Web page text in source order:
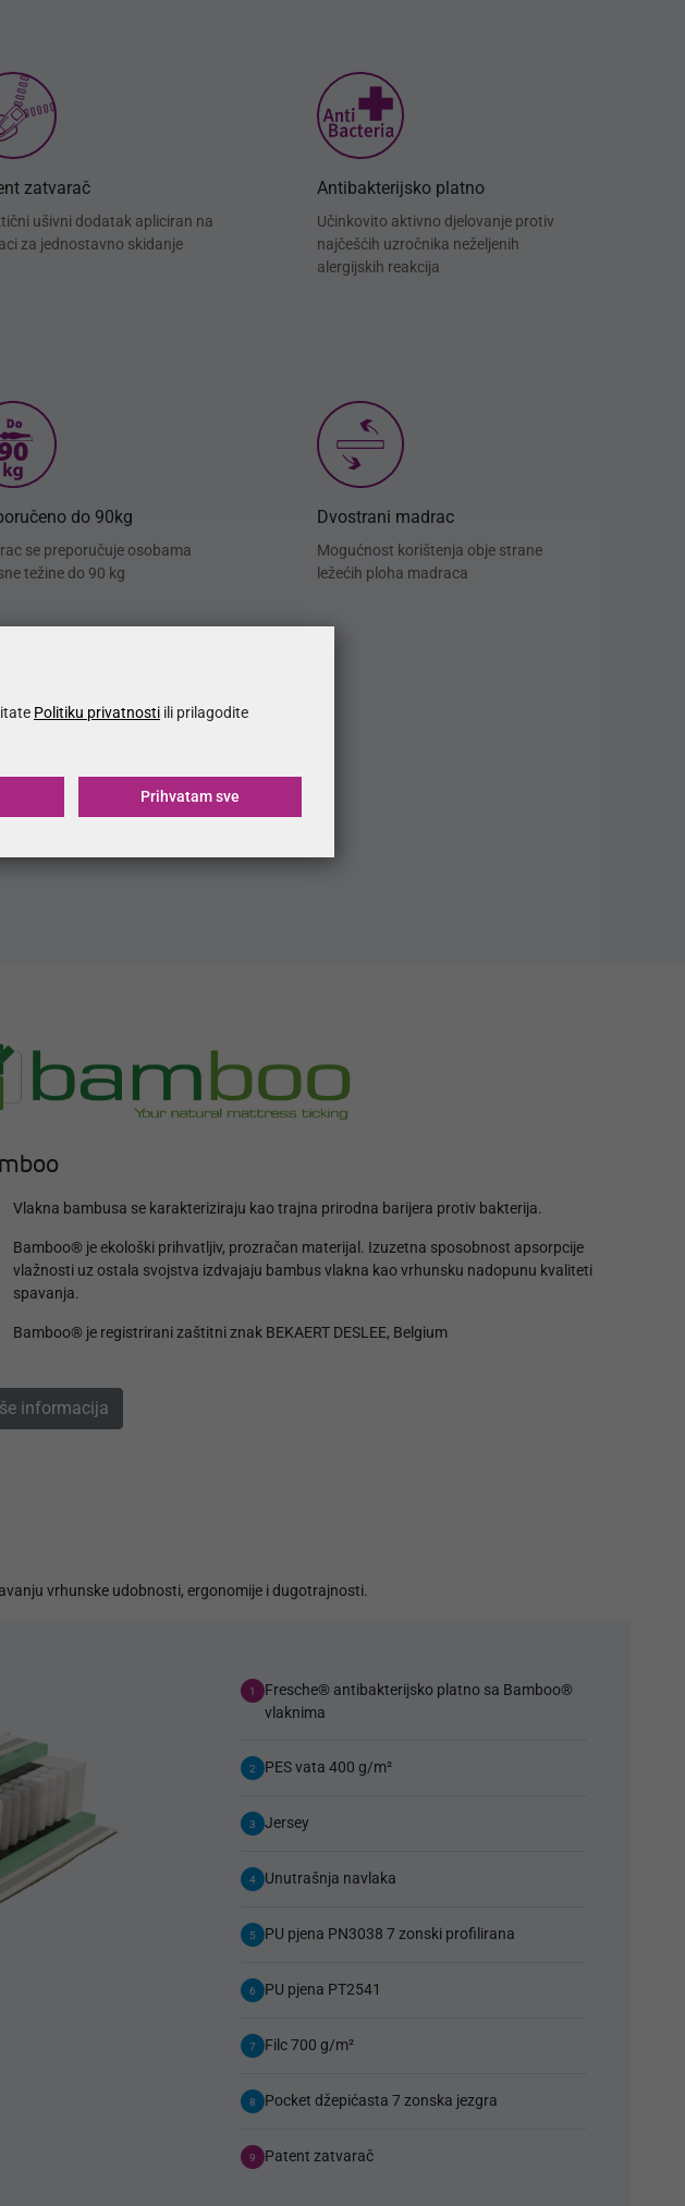
zatvarač
ušivni dodatak apliciran na
za jednostavno skidanje
Antibakterijsko platno
Učinkovito aktivno djelovanje protiv
najčešćih uzročnika neželjenih
alergijskih reakcija
do 90kg
se preporučuje osobama
težine do 90 kg
Dvostrani madrac
Mogućnost korištenja obje strane
ležećih ploha madraca
jezgra
baze madraca od džepićastih
Vlakna bambusa se karakteriziraju kao trajna prirodna barijera protiv bakterija.
Bamboo® je ekološki prihvatljiv, prozračan materijal. Izuzetna sposobnost apsorpcije
vlažnosti uz ostala svojstva izdvajaju bambus vlakna kao vrhunsku nadopunu kvaliteti
spavanja.
Bamboo® je registrirani zaštitni znak BEKAERT DESLEE, Belgium
informacija
vrhunske udobnosti, ergonomije i dugotrajnosti.
1
Fresche® antibakterijsko platno sa Bamboo®
vlaknima
2 PES vata 400 g/m²
3 Jersey
4 Unutrašnja navlaka
5 PU pjena PN3038 7 zonski profilirana
6 PU pjena PT2541
7 Filc 700 g/m²
8 Pocket džepićasta 7 zonska jezgra
9 Patent zatvarač
Politiku privatnosti ili prilagodite
Prihvatam sve